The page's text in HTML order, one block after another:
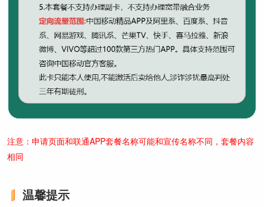
注意：申请页面和联通APP套餐名称可能和宣传名称不同，套餐内容
相同
温馨提示